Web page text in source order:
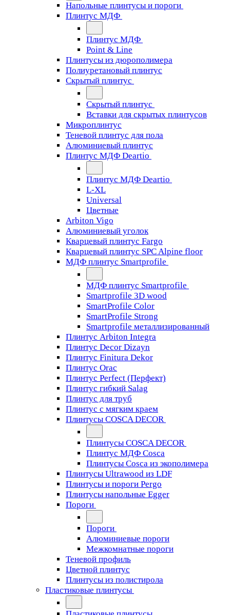
Напольные плинтусы и пороги
Плинтус МДФ
Плинтус МДФ
Point & Line
Плинтусы из дюрополимера
Полиуретановый плинтус
Скрытый плинтус
Скрытый плинтус
Вставки для скрытых плинтусов
Микроплинтус
Теневой плинтус для пола
Алюминиевый плинтус
Плинтус МДФ Deartio
Плинтус МДФ Deartio
L-XL
Universal
Цветные
Arbiton Vigo
Алюминиевый уголок
Кварцевый плинтус Fargo
Кварцевый плинтус SPC Alpine floor
МДФ плинтус Smartprofile
МДФ плинтус Smartprofile
Smartprofile 3D wood
SmartProfile Color
SmartProfile Strong
Smartprofile металлизированный
Плинтус Arbiton Integra
Плинтус Decor Dizayn
Плинтус Finitura Dekor
Плинтус Orac
Плинтус Perfect (Перфект)
Плинтус гибкий Salag
Плинтус для труб
Плинтус с мягким краем
Плинтусы COSCA DECOR
Плинтусы COSCA DECOR
Плинтус МДФ Cosca
Плинтусы Cosca из экополимера
Плинтусы Ultrawood из LDF
Плинтусы и пороги Pergo
Плинтусы напольные Egger
Пороги
Пороги
Алюминиевые пороги
Межкомнатные пороги
Теневой профиль
Цветной плинтус
Плинтусы из полистирола
Пластиковые плинтусы